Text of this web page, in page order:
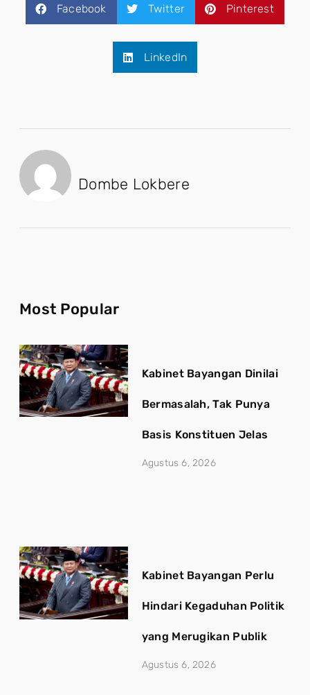
Facebook Twitter Pinterest
LinkedIn
Dombe Lokbere
Most Popular
Kabinet Bayangan Dinilai
Bermasalah, Tak Punya
Basis Konstituen Jelas
Agustus 6, 2026
Kabinet Bayangan Perlu
Hindari Kegaduhan Politik
yang Merugikan Publik
Agustus 6, 2026